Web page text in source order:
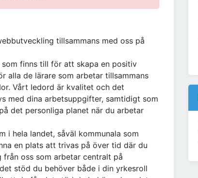
tillsammans med oss på
som finns till för att skapa en positiv
alla de lärare som arbetar tillsammans
Vårt ledord är kvalitet och det
med dina arbetsuppgifter, samtidigt som
det personliga planet när du arbetar
i hela landet, såväl kommunala som
en plats att trivas på över tid där du
oss som arbetar centralt på
stöd du behöver både i din yrkesroll